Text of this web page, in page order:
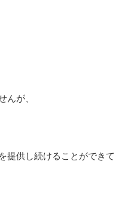
んが、
提供し続けることができて